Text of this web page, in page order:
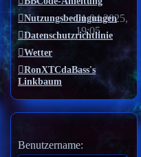
01.04.2025,
19:05
Nutzungsbedingungen
Datenschutzrichtlinie
Wetter
RonXTCdaBass's
Linkbaum
Benutzername: